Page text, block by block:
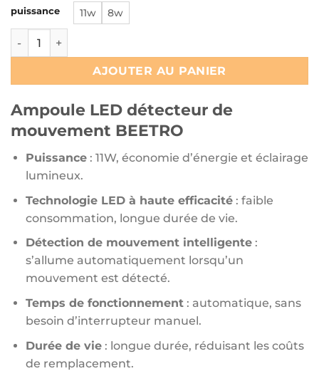
à
450 د.ج
puissance 11w
8w
quantité de Ampoule LED détecteur de mouvement
AJOUTER AU PANIER
Ampoule LED détecteur de
mouvement BEETRO
Puissance: 11W, économie d’énergie et éclairage
lumineux.
Technologie LED à haute efficacité: faible
consommation, longue durée de vie.
Détection de mouvement intelligente:
s’allume automatiquement lorsqu’un
mouvement est détecté.
Temps de fonctionnement: automatique, sans
besoin d’interrupteur manuel.
Durée de vie: longue durée, réduisant les coûts
de remplacement.